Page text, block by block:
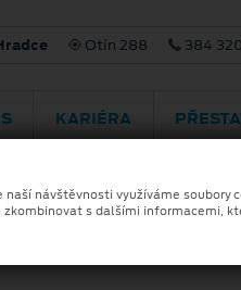
Otín 288 384
KARIÉRA
návštěvnosti využíváme
s dalšími informacemi,